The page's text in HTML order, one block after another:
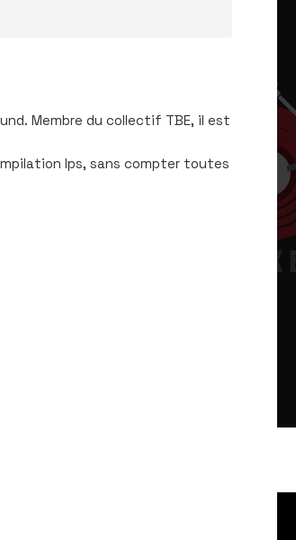
Membre du collectif TBE, il est
lps, sans compter toutes